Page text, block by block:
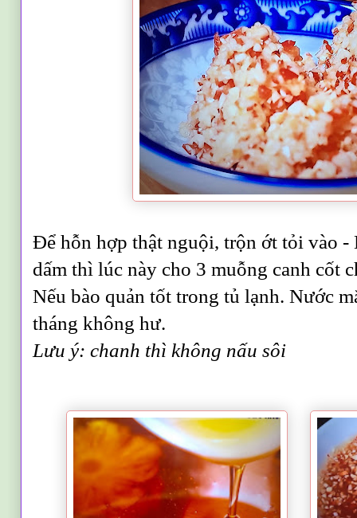
Để hỗn hợp thật nguội, trộn ớt tỏi vào -
dấm thì lúc này cho 3 muỗng canh cốt
Nếu bào quản tốt trong tủ lạnh. Nước
tháng không hư.
Lưu ý: chanh thì không nấu sôi